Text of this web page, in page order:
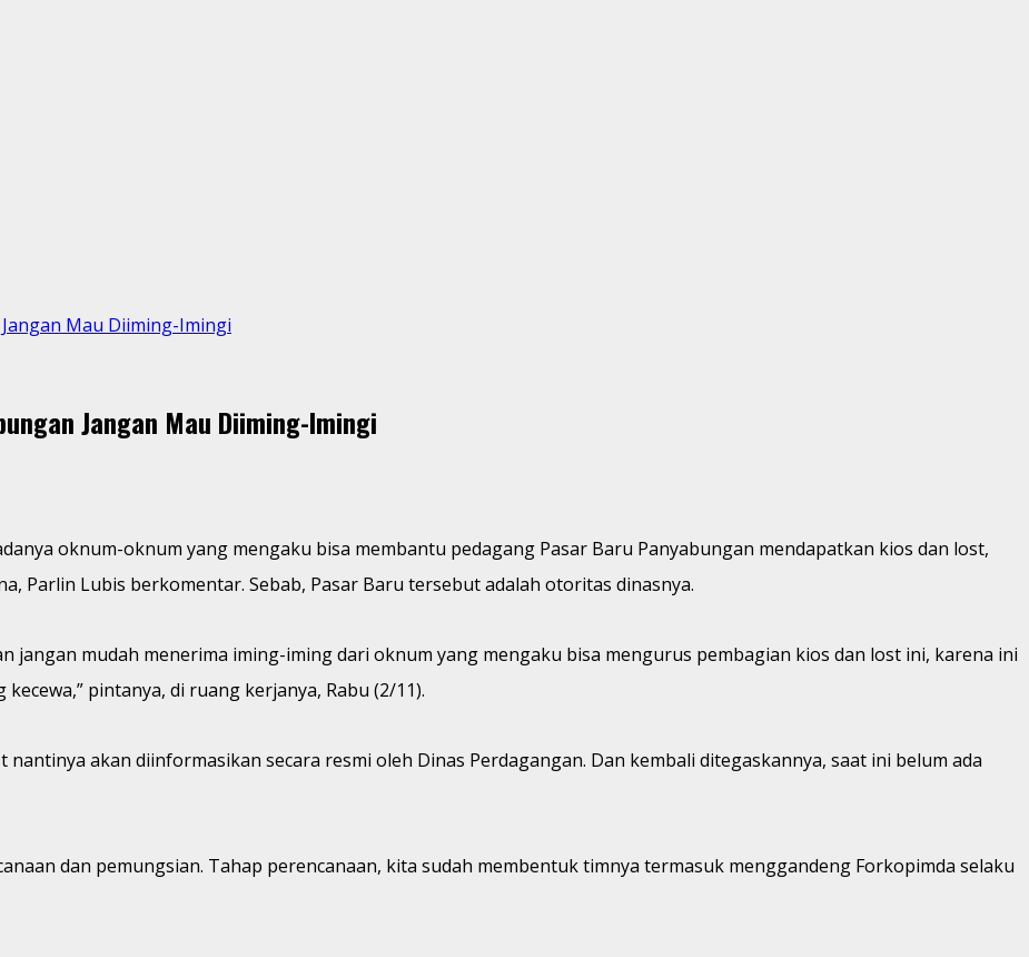
Mau Diiming-Imingi
Jangan Mau Diiming-Imingi
oknum-oknum yang mengaku bisa membantu pedagang Pasar Baru Panyabungan mendapatkan kios dan lost,
Parlin Lubis berkomentar. Sebab, Pasar Baru tersebut adalah otoritas dinasnya.
jangan mudah menerima iming-iming dari oknum yang mengaku bisa mengurus pembagian kios dan lost ini, karena ini
pintanya, di ruang kerjanya, Rabu (2/11).
akan diinformasikan secara resmi oleh Dinas Perdagangan. Dan kembali ditegaskannya, saat ini belum ada
dan pemungsian. Tahap perencanaan, kita sudah membentuk timnya termasuk menggandeng Forkopimda selaku